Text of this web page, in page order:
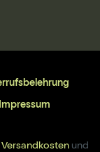
Impressum
Versandkosten und